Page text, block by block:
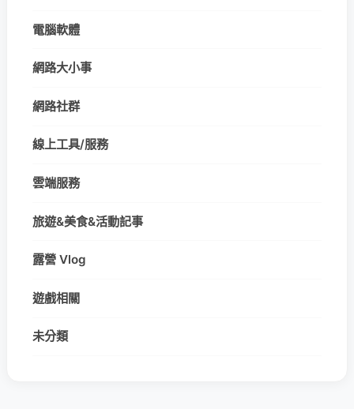
電腦軟體
網路大小事
網路社群
線上工具/服務
雲端服務
旅遊&美食&活動記事
露營 Vlog
遊戲相關
未分類